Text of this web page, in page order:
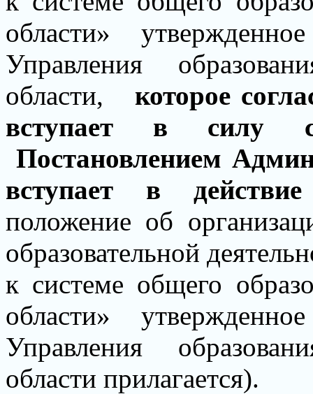
области»
Управления
области,
которое
вступает в силу с
Постановлением
вступает в
положение об
образовательной
к системе общего
области»
Управления
области прилагается).